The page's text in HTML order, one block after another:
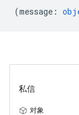
(message :
私信
对象